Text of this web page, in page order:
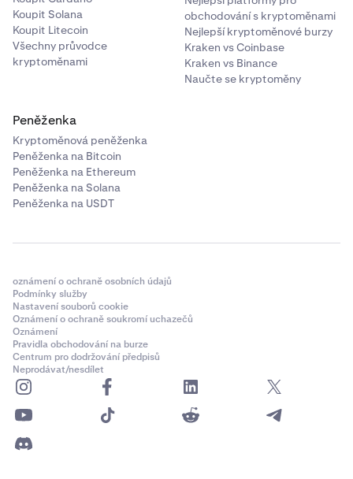
Koupit Solana
Koupit Litecoin
Všechny průvodce
kryptoměnami
obchodování s kryptoměnami
Nejlepší kryptoměnové burzy
Kraken vs Coinbase
Kraken vs Binance
Naučte se kryptoměny
Peněženka
Kryptoměnová peněženka
Peněženka na Bitcoin
Peněženka na Ethereum
Peněženka na Solana
Peněženka na USDT
oznámení o ochraně osobních údajů
Podmínky služby
Nastavení souborů cookie
Oznámení o ochraně soukromí uchazečů
Oznámení
Pravidla obchodování na burze
Centrum pro dodržování předpisů
Neprodávat/nesdílet